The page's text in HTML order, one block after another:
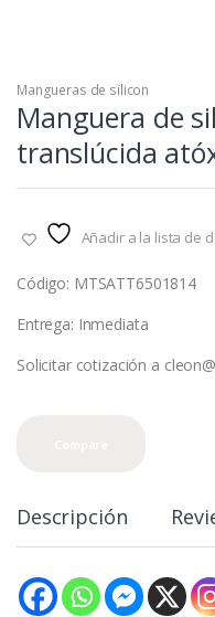
Mangueras de silicon
Manguera de
translúcida
Añadir a la lista de
Código: MTSATT6501814
Entrega: Inmediata
Solicitar cotización a
Descripción